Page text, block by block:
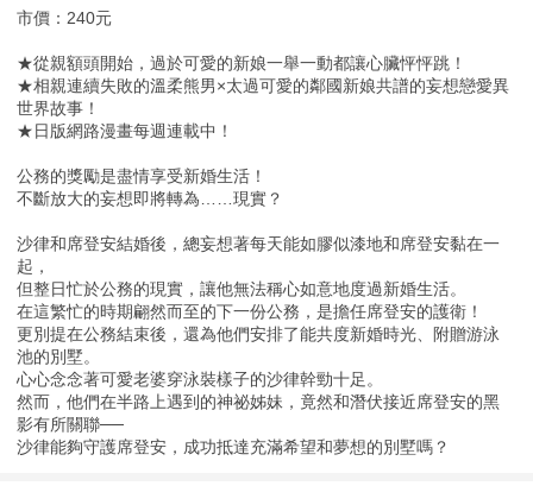
市價：240元
★從親額頭開始，過於可愛的新娘一舉一動都讓心臟怦怦跳！
★相親連續失敗的溫柔熊男×太過可愛的鄰國新娘共譜的妄想戀愛異
世界故事！
★日版網路漫畫每週連載中！
公務的獎勵是盡情享受新婚生活！
不斷放大的妄想即將轉為……現實？
沙律和席登安結婚後，總妄想著每天能如膠似漆地和席登安黏在一
起，
但整日忙於公務的現實，讓他無法稱心如意地度過新婚生活。
在這繁忙的時期翩然而至的下一份公務，是擔任席登安的護衛！
更別提在公務結束後，還為他們安排了能共度新婚時光、附贈游泳
池的別墅。
心心念念著可愛老婆穿泳裝樣子的沙律幹勁十足。
然而，他們在半路上遇到的神祕姊妹，竟然和潛伏接近席登安的黑
影有所關聯──
沙律能夠守護席登安，成功抵達充滿希望和夢想的別墅嗎？